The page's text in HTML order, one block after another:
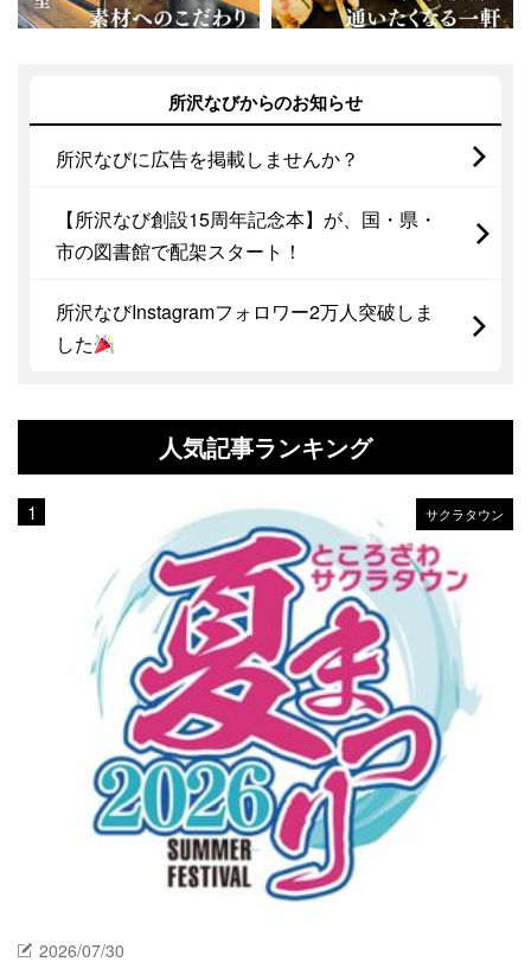
所沢なびからのお知らせ
所沢なびに広告を掲載しませんか？
【所沢なび創設15周年記念本】が、国・県・
市の図書館で配架スタート！
所沢なびInstagramフォロワー2万人突破しま
した
人気記事ランキング
サクラタウン
2026/07/30